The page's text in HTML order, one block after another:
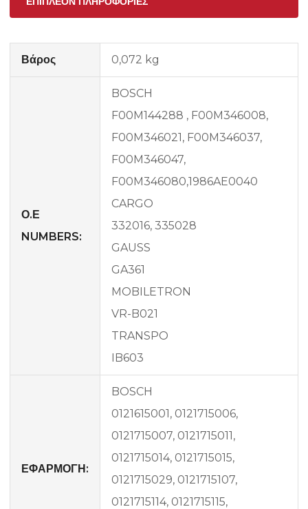
Βάρος 0,072 kg
Ο.Ε
NUMBERS:
BOSCH
F00M144288 , F00M346008,
F00M346021, F00M346037,
F00M346047,
F00M346080,1986AE0040
CARGO
332016, 335028
GAUSS
GA361
MOBILETRON
VR-B021
TRANSPO
IB603
ΕΦΑΡΜΟΓΗ:
BOSCH
0121615001, 0121715006,
0121715007, 0121715011,
0121715014, 0121715015,
0121715029, 0121715107,
0121715114, 0121715115,